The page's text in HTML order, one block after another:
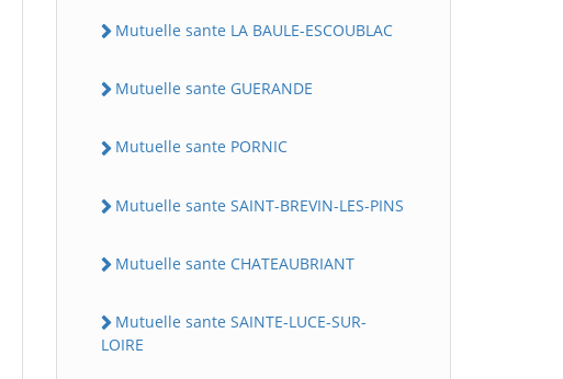
Mutuelle sante LA BAULE-ESCOUBLAC
Mutuelle sante GUERANDE
Mutuelle sante PORNIC
Mutuelle sante SAINT-BREVIN-LES-PINS
Mutuelle sante CHATEAUBRIANT
Mutuelle sante SAINTE-LUCE-SUR-
LOIRE